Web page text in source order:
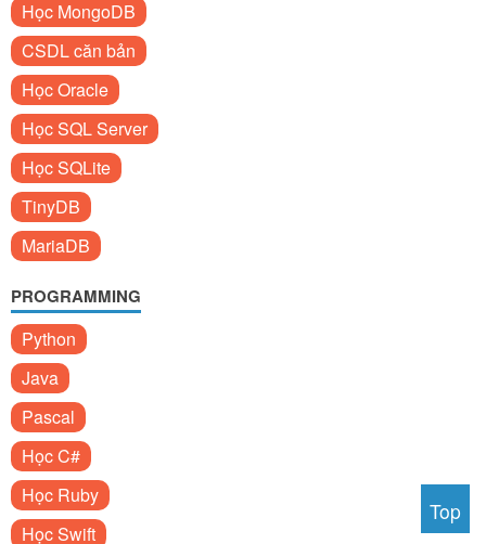
Học MongoDB
CSDL căn bản
Học Oracle
Học SQL Server
Học SQLite
TinyDB
MariaDB
PROGRAMMING
Python
Java
Pascal
Học C#
Học Ruby
Học Swift
Top